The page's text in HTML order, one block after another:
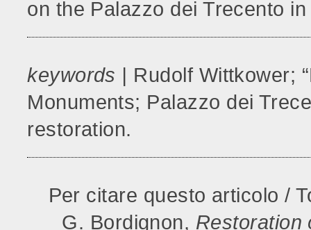
on the Palazzo dei Trecento
keywords | Rudolf Wittkower;
Monuments; Palazzo dei
restoration.
Per citare questo articolo /
G. Bordignon, Restoration